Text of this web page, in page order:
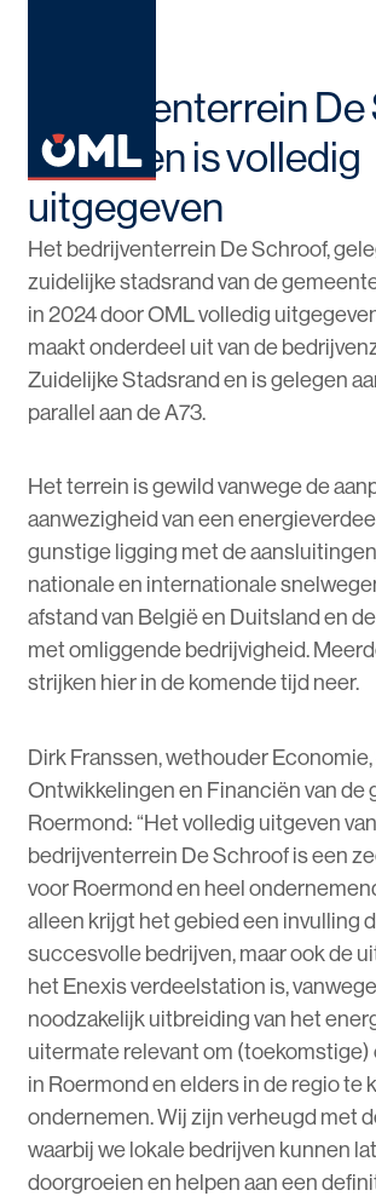
Bedrijventerrein
in Herten is volledig
uitgegeven
Het bedrijventerrein De Schroof,
zuidelijke stadsrand van de
in 2024 door OML volledig
maakt onderdeel uit van de
Zuidelijke Stadsrand en is gelegen
parallel aan de A73.
Het terrein is gewild vanwege de
aanwezigheid van een
gunstige ligging met de
nationale en internationale
afstand van België en Duitsland en
met omliggende bedrijvigheid.
strijken hier in de komende tijd neer.
Dirk Franssen, wethouder
Ontwikkelingen en Financiën van de
Roermond: “Het volledig uitgeven van
bedrijventerrein De Schroof is een
voor Roermond en heel
alleen krijgt het gebied een invulling
succesvolle bedrijven, maar ook de
het Enexis verdeelstation is,
noodzakelijk uitbreiding van het
uitermate relevant om
in Roermond en elders in de regio te
ondernemen. Wij zijn verheugd met
waarbij we lokale bedrijven kunnen
doorgroeien en helpen aan een